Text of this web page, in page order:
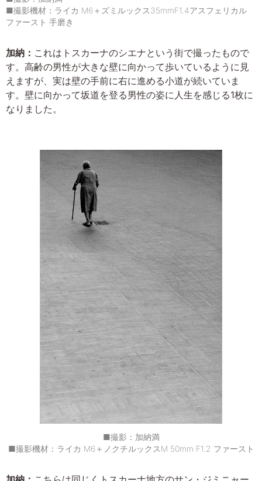
■撮影機材：ライカ M6＋ズミルックス35mmF1.4アスフェリカル
ファースト 手磨き
加納： これはトスカーナのシエナという街で撮ったもので
す。高齢の男性が大きな壁に向かって歩いているように見
えますが、実は壁の手前に右に進める小道が続いていま
す。壁に向かって坂道を登る男性の姿に人生を感じる1枚に
なりました。
■撮影：加納満
■撮影機材：ライカ M6＋ノクチルックスM 50mm F1.2 ファースト